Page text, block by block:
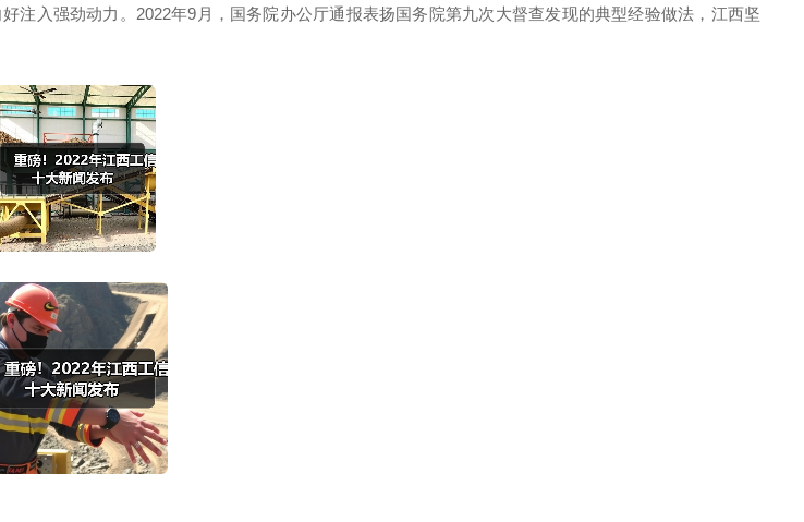
注入强劲动力。2022年9月，国务院办公厅通报表扬国务院第九次大督查发现的典型经验做法，江西坚